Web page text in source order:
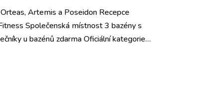
Artemis a Poseidon Recepce
Společenská místnost 3 bazény s
u bazénů zdarma Oficiální kategorie…